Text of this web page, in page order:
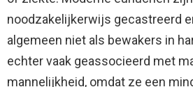
noodzakelijkerwijs gecastreerd
algemeen niet als bewakers in
echter vaak geassocieerd met
mannelijkheid, omdat ze een